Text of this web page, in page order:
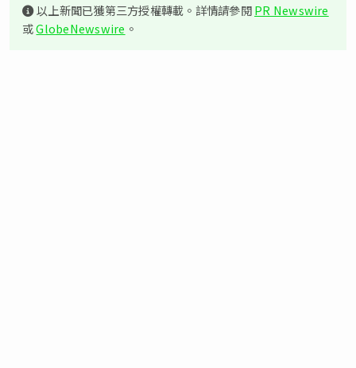
以上新聞已獲第三方授權轉載。詳情請參閱PR Newswire
或GlobeNewswire 。